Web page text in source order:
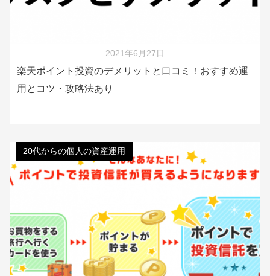
2021年6月27日
楽天ポイント投資のデメリットと口コミ！おすすめ運
用とコツ・攻略法あり
20代からの個人の資産運用